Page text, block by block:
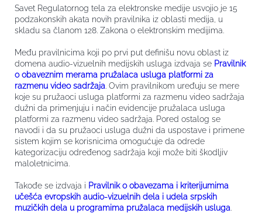
Savet Regulatornog tela za elektronske medije usvojio je 15
podzakonskih akata novih pravilnika iz oblasti medija, u
skladu sa članom 128. Zakona o elektronskim medijima.
Među pravilnicima koji po prvi put definišu novu oblast iz
domena audio-vizuelnih medijskih usluga izdvaja se Pravilnik
o obaveznim merama pružalaca usluga platformi za
razmenu video sadržaja. Ovim pravilnikom uređuju se mere
koje su pružaoci usluga platformi za razmenu video sadržaja
dužni da primenjuju i način evidencije pružalaca usluga
platformi za razmenu video sadržaja. Pored ostalog se
navodi i da su pružaoci usluga dužni da uspostave i primene
sistem kojim se korisnicima omogućuje da odrede
kategorizaciju određenog sadržaja koji može biti škodljiv
maloletnicima.
Takođe se izdvaja i Pravilnik o obavezama i kriterijumima
učešća evropskih audio-vizuelnih dela i udela srpskih
muzičkih dela u programima pružalaca medijskih usluga.